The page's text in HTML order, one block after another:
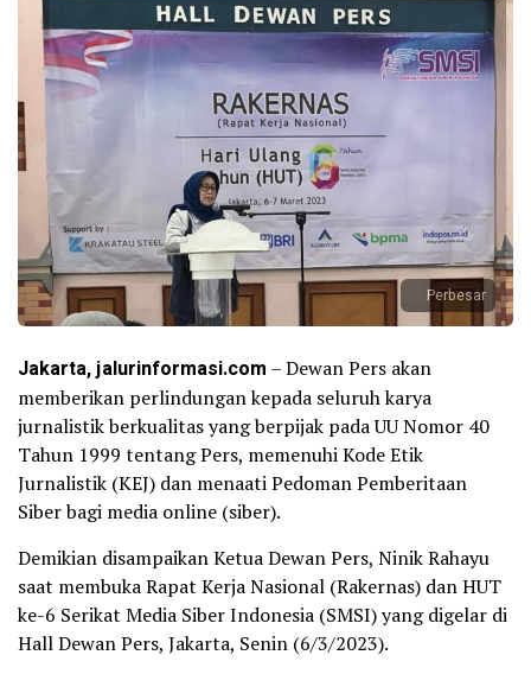
Perbesar
Jakarta, jalurinformasi.com – Dewan Pers akan
memberikan perlindungan kepada seluruh karya
jurnalistik berkualitas yang berpijak pada UU Nomor 40
Tahun 1999 tentang Pers, memenuhi Kode Etik
Jurnalistik (KEJ) dan menaati Pedoman Pemberitaan
Siber bagi media online (siber).
Demikian disampaikan Ketua Dewan Pers, Ninik Rahayu
saat membuka Rapat Kerja Nasional (Rakernas) dan HUT
ke-6 Serikat Media Siber Indonesia (SMSI) yang digelar di
Hall Dewan Pers, Jakarta, Senin (6/3/2023).